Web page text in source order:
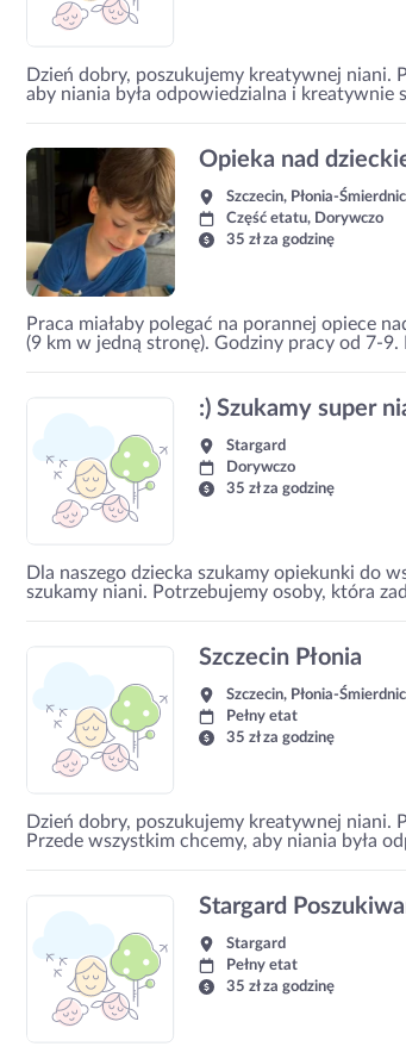
Dzień dobry, poszukujemy kreatywnej niani.
aby niania była odpowiedzialna i kreatywnie
Opieka nad
Szczecin, Płonia-
Część etatu, Dorywczo
35 zł za godzinę
Praca miałaby polegać na porannej opiece
(9 km w jedną stronę). Godziny pracy od 7-
:) Szukamy super
Stargard
Dorywczo
35 zł za godzinę
Dla naszego dziecka szukamy opiekunki do
szukamy niani. Potrzebujemy osoby, która
Szczecin Płonia
Szczecin, Płonia-
Pełny etat
35 zł za godzinę
Dzień dobry, poszukujemy kreatywnej niani.
Przede wszystkim chcemy, aby niania była
Stargard
Stargard
Pełny etat
35 zł za godzinę